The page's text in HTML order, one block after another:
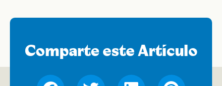
Comparte este Artículo